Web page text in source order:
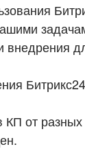
внедрения
КП от